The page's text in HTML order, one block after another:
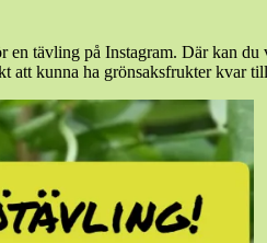
en tävling på Instagram. Där kan du
att kunna ha grönsaksfrukter kvar